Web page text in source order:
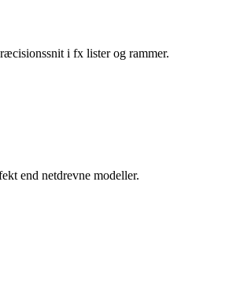
i fx lister og rammer.
end netdrevne modeller.